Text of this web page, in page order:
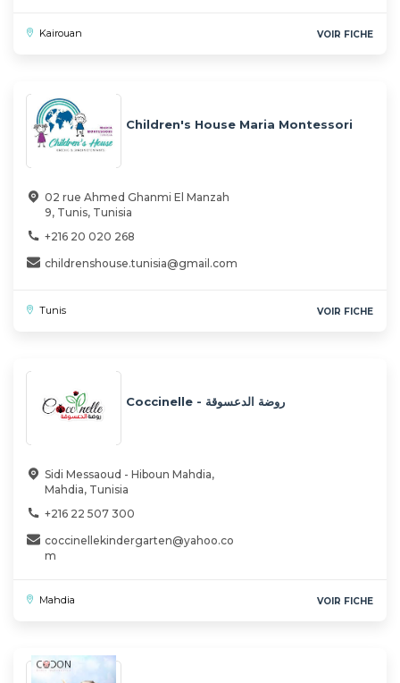
Kairouan VOIR FICHE
Children's House Maria Montessori
02 rue Ahmed Ghanmi El Manzah
9, Tunis, Tunisia
+216 20 020 268
childrenshouse.tunisia@gmail.com
Tunis VOIR FICHE
Coccinelle - روضة الدعسوقة
Sidi Messaoud - Hiboun Mahdia,
Mahdia, Tunisia
+216 22 507 300
coccinellekindergarten@yahoo.co
m
Mahdia VOIR FICHE